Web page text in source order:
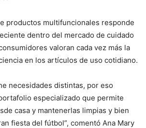
productos multifuncionales responde
dentro del mercado de cuidado
valoran cada vez más la
en los artículos de uso cotidiano.
necesidades distintas, por eso
especializado que permite
casa y mantenerlas limpias y bien
fiesta del fútbol”, comentó Ana Mary